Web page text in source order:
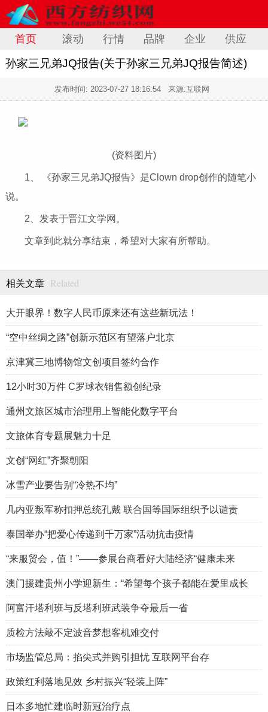
首页 滚动 行情 品牌 企业 供应
孙家三兄弟JQ报告(关于孙家三兄弟JQ报告简述)
发布时间: 2023-07-27 18:16:54 来源:互联网
(资料图片)
1、 《孙家三兄弟JQ报告》是Clown drop创作的随笔小
说。
2、发表于晋江文学网。
文章到此就分享结束，希望对大家有所帮助。
相关文章 Related
大开眼界！数字人民币原来还有这些新玩法！
“空中丝绸之路”创新示范区有望落户北京
京津冀三地博物馆文创项目签约合作
12小时30万件 C罗球衣销售额创纪录
通州文旅区城市治理用上智能化数字平台
文旅体育专题展魅力十足
文创“网红”齐聚朝阳
冰雪产业要告别“冷热不均”
几内亚叛军称扣押总统孔戴 联合国等国际组织予以谴责
泰国举办“把爱心传递到千万家”活动抗击疫情
“来服贸会，值！”——参展台商看好大陆经济“健康未来
澳门援建贵州小学迎新生：“希望每个孩子都能在爱里成长
阿富汗塔利班与反塔利班武装争夺最后一省
质检方法敲不定波音梦想客机难交付
市场监管总局：掐尖式并购引担忧 互联网平台存
政策红利落地见效 乡村振兴“轻装上阵”
日本多地忙建临时新冠治疗点